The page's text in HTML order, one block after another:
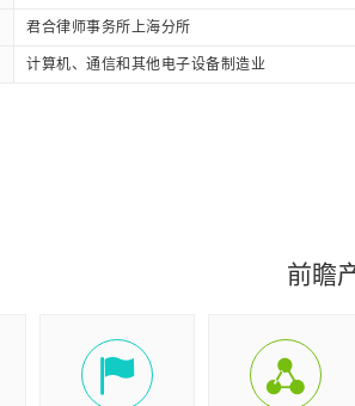
君合律师事务所上海分所
计算机、通信和其他电子设备制造业
前瞻